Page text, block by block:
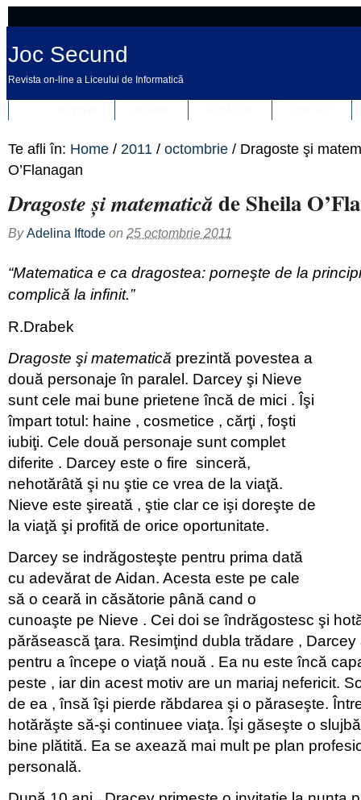
Joc Secund
Revista on-line a Liceului de Informatică
Te afli în: Home / 2011 / octombrie / Dragoste şi
O’Flanagan
Dragoste şi matematică de Sheila
By Adelina Iftode on 25 octombrie 2011
“Matematica e ca dragostea: porneşte de la
complică la infinit.”
R.Drabek
Dragoste şi matematică prezintă povestea a
două personaje în paralel. Darcey şi Nieve
sunt cele mai bune prietene încă de mici . Îşi
împart totul: haine , cosmetice , cărţi , foşti
iubiţi. Cele două personaje sunt complet
diferite . Darcey este o fire sinceră,
nehotărâtă şi nu ştie ce vrea de la viaţă.
Nieve este şireată , ştie clar ce işi doreşte de
la viaţă şi profită de orice oportunitate.
Darcey se indrăgosteşte pentru prima dată
cu adevărat de Aidan. Acesta este pe cale
să o ceară in căsătorie până cand o
cunoaşte pe Nieve . Cei doi se îndrăgostesc şi
părăsească ţara. Resimţind dubla trădare ,
pentru a începe o viaţă nouă . Ea nu este încă
peste , iar din acest motiv are un mariaj nefericit.
de ea , însă îşi pierde răbdarea şi o păraseşte.
hotărăşte să-şi continuee viaţa. Îşi găseşte o
bine plătită. Ea se axează mai mult pe plan
personală.